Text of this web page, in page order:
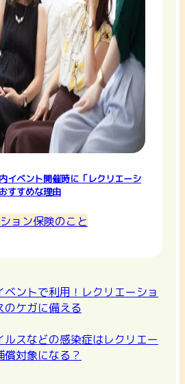
イベント開催時に「レクリエーシ
すすめな理由
ョン保険のこと
ベントで利用！レクリエーショ
のケガに備える
ルスなどの感染症はレクリエー
償対象になる？